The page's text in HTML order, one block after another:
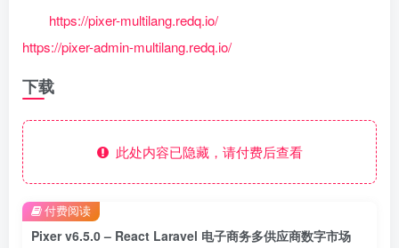
https://pixer-multilang.redq.io/
https://pixer-admin-multilang.redq.io/
下载
此处内容已隐藏，请付费后查看
Pixer v6.5.0 – React Laravel 电子商务多供应商数字市场
付费阅读